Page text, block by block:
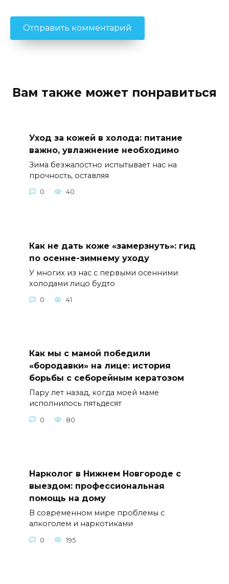
Вам также может понравиться
Уход за кожей в холода: питание
важно, увлажнение необходимо
Зима безжалостно испытывает нас на
прочность, оставляя
0 40
Как не дать коже «замерзнуть»: гид
по осенне-зимнему уходу
У многих из нас с первыми осенними
холодами лицо будто
0 41
Как мы с мамой победили
«бородавки» на лице: история
борьбы с себорейным кератозом
Пару лет назад, когда моей маме
исполнилось пятьдесят
0 80
Нарколог в Нижнем Новгороде с
выездом: профессиональная
помощь на дому
В современном мире проблемы с
алкоголем и наркотиками
0 195